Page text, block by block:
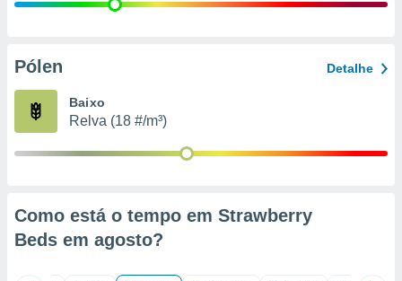
e
de
Pólen Detalhe
Baixo
Relva (18 #/m³)
Como está o tempo em Strawberry
Beds em agosto?